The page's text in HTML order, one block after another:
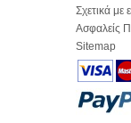
Σχετικά με
Ασφαλείς
Sitemap